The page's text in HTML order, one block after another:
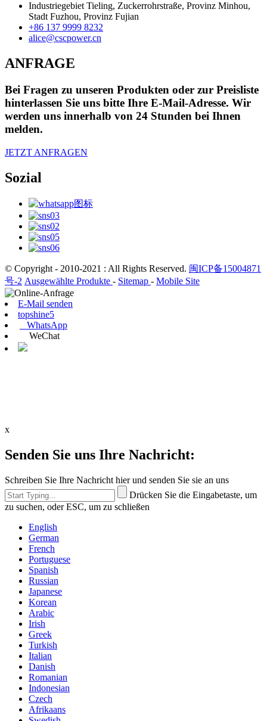
Industriegebiet Tieling, Zuckerrohrstraße, Provinz Minhou,
Stadt Fuzhou, Provinz Fujian
+86 137 9999 8232
alice@cscpower.cn
ANFRAGE
Bei Fragen zu unseren Produkten oder zur Preisliste
hinterlassen Sie uns bitte Ihre E-Mail-Adresse. Wir
werden uns innerhalb von 24 Stunden bei Ihnen
melden.
JETZT ANFRAGEN
Sozial
© Copyright - 2010-2021 : All Rights Reserved. 闽ICP备15004871
号-2 Ausgewählte Produkte - Sitemap - Mobile Site
E-Mail senden
topshine5
WhatsApp
WeChat
x
Senden Sie uns Ihre Nachricht:
Schreiben Sie Ihre Nachricht hier und senden Sie sie an uns
Drücken Sie die Eingabetaste, um
zu suchen, oder ESC, um zu schließen
English
German
French
Portuguese
Spanish
Russian
Japanese
Korean
Arabic
Irish
Greek
Turkish
Italian
Danish
Romanian
Indonesian
Czech
Afrikaans